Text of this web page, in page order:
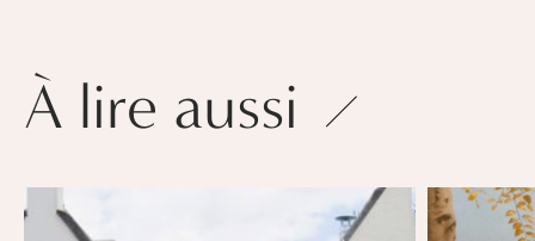
À lire aussi